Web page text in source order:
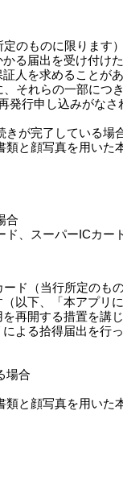
のものに限りま
る届出を受け付
人を求めることがあ
それらの一部に
行申し込みがなさ
が完了している場
と顔写真を用いた
合
、スーパーICカ
ド（当行所定の
以下、「本アプ
再開する措置を講じ
よる拾得届出を
場合
と顔写真を用いた